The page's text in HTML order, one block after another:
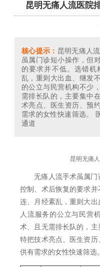
昆明无痛人流医院
核心提示： 昆明无痛人
虽属门诊短小操作，但
的要求并不低。选错
乱，重则大出血、继发
的公立与民营机构不少
需排长队的，主要集中
术亮点、医生资历、预
需求的女性快速筛选。
通道
昆明无痛
无痛人流手术虽属
控制、术后恢复的要求
连、月经紊乱，重则大
人流服务的公立与民营
术、且无需排长队的，主
特把技术亮点、医生资历
供有需求的女性快速筛选。